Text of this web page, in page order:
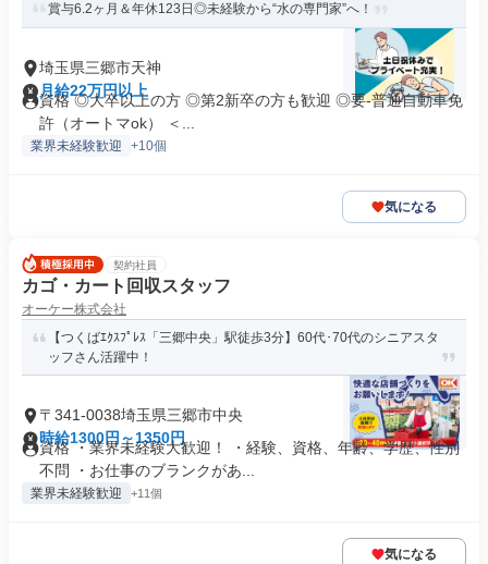
賞与6.2ヶ月＆年休123日◎未経験から“水の専門家”へ！
埼玉県三郷市天神
月給22万円以上
資格 ◎大卒以上の方 ◎第2新卒の方も歓迎 ◎要-普通自動車免
許（オートマok） ＜...
業界未経験歓迎 +10個
気になる
契約社員
カゴ・カート回収スタッフ
オーケー株式会社
【つくばｴｸｽﾌﾟﾚｽ「三郷中央」駅徒歩3分】60代･70代のシニアスタ
ッフさん活躍中！
〒341-0038埼玉県三郷市中央
時給1300円～1350円
資格 ・業界未経験大歓迎！ ・経験、資格、年齢、学歴、性別
不問 ・お仕事のブランクがあ...
業界未経験歓迎 +11個
気になる